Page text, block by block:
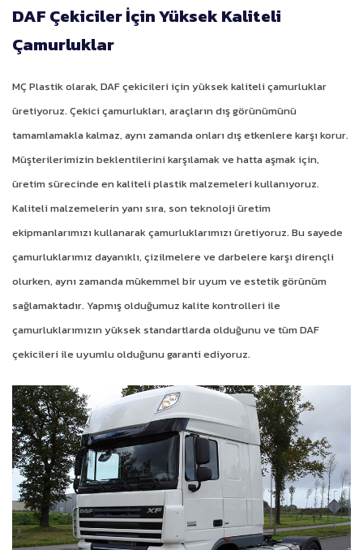
DAF Çekiciler İçin Yüksek Kaliteli
Çamurluklar
MÇ Plastik olarak, DAF çekicileri için yüksek kaliteli çamurluklar
üretiyoruz. Çekici çamurlukları, araçların dış görünümünü
tamamlamakla kalmaz, aynı zamanda onları dış etkenlere karşı korur.
Müşterilerimizin beklentilerini karşılamak ve hatta aşmak için,
üretim sürecinde en kaliteli plastik malzemeleri kullanıyoruz.
Kaliteli malzemelerin yanı sıra, son teknoloji üretim
ekipmanlarımızı kullanarak çamurluklarımızı üretiyoruz. Bu sayede
çamurluklarımız dayanıklı, çizilmelere ve darbelere karşı dirençli
olurken, aynı zamanda mükemmel bir uyum ve estetik görünüm
sağlamaktadır. Yapmış olduğumuz kalite kontrolleri ile
çamurluklarımızın yüksek standartlarda olduğunu ve tüm DAF
çekicileri ile uyumlu olduğunu garanti ediyoruz.